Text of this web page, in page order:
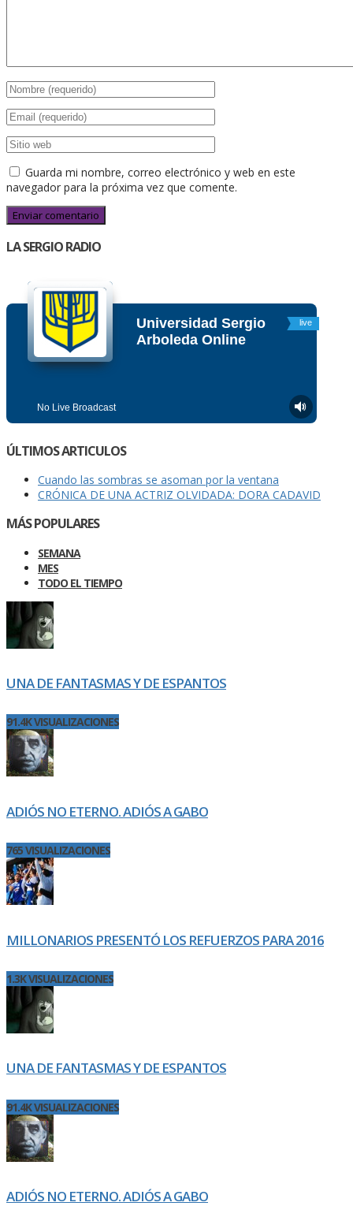
Guarda mi nombre, correo electrónico y web en este
navegador para la próxima vez que comente.
LA SERGIO RADIO
ÚLTIMOS ARTICULOS
Cuando las sombras se asoman por la ventana
CRÓNICA DE UNA ACTRIZ OLVIDADA: DORA CADAVID
MÁS POPULARES
SEMANA
MES
TODO EL TIEMPO
UNA DE FANTASMAS Y DE ESPANTOS
91.4K VISUALIZACIONES
ADIÓS NO ETERNO. ADIÓS A GABO
765 VISUALIZACIONES
MILLONARIOS PRESENTÓ LOS REFUERZOS PARA 2016
1.3K VISUALIZACIONES
UNA DE FANTASMAS Y DE ESPANTOS
91.4K VISUALIZACIONES
ADIÓS NO ETERNO. ADIÓS A GABO